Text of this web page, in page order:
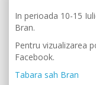
In perioada 10-15
Bran.
Pentru vizualizarea
Facebook.
Tabara sah Bran